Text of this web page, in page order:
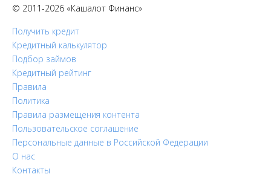
© 2011-2026 «Кашалот Финанс»
Получить кредит
Кредитный калькулятор
Подбор займов
Кредитный рейтинг
Правила
Политика
Правила размещения контента
Пользовательское соглашение
Персональные данные в Российской Федерации
О нас
Контакты